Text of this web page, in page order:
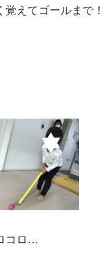
えてゴールまで！
コロ…